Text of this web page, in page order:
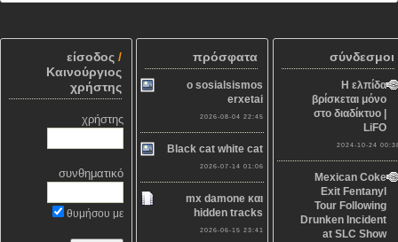
είσοδος/
Καινούργιος
χρήστης
χρήστης
συνθηματικό
θυμήσου με
πρόσφατα
o sosialsismos
erxetai
2026-08-04 22:45
Black cat white cat
2026-07-14 01:06
mx damone και
hidden tracks
2026-06-15 23:41
σύνδεσμοι
Η ελπίδα
βρίσκεται μόνο
στο διαδίκτυο |
LiFO
2024-10-24
Mexican Coke
Exit Fentanyl
Tour Following
Drunken Incident
at SLC Show